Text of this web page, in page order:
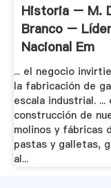
Historia – M.
Branco – Líder
Nacional Em
Biscoitos E.
... el negocio
la fabricación de
escala industrial. ...
construcción de
molinos y fábricas
pastas y galletas,
al...